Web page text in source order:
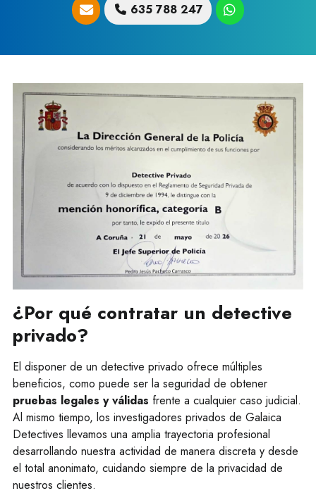
635 788 247
¿Por qué contratar un detective
privado?
El disponer de un detective privado ofrece múltiples
beneficios, como puede ser la seguridad de obtener
pruebas legales y válidas frente a cualquier caso judicial.
Al mismo tiempo, los investigadores privados de Galaica
Detectives llevamos una amplia trayectoria profesional
desarrollando nuestra actividad de manera discreta y desde
el total anonimato, cuidando siempre de la privacidad de
nuestros clientes.